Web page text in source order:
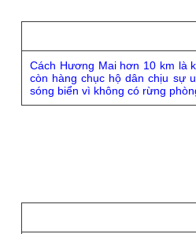
Cách Hương Mai hơn 10 km là
còn hàng chục hộ dân chịu sự
sóng biển vì không có rừng